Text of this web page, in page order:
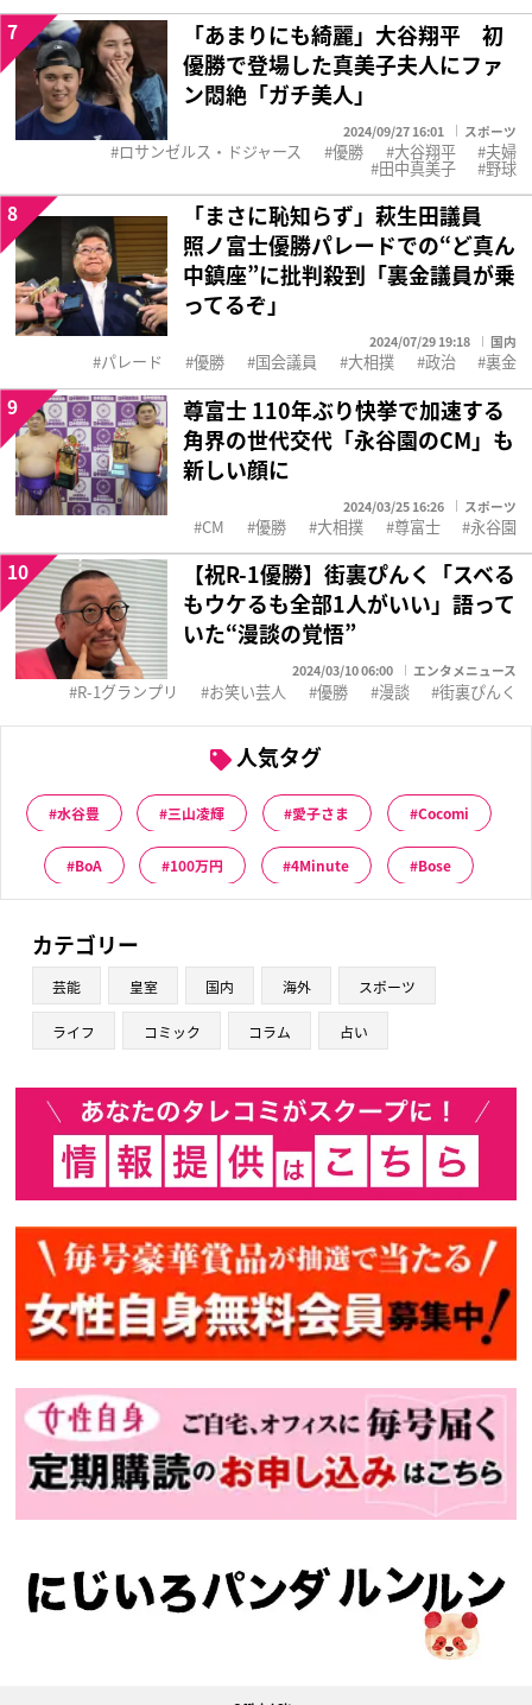
「あまりにも綺麗」大谷翔平 初
優勝で登場した真美子夫人にファ
ン悶絶「ガチ美人」
2024/09/27 16:01 スポーツ
7
ロサンゼルス・ドジャース 優勝 大谷翔平 夫婦
田中真美子 野球
「まさに恥知らず」萩生田議員
照ノ富士優勝パレードでの“ど真ん
中鎮座”に批判殺到「裏金議員が乗
ってるぞ」
2024/07/29 19:18 国内
8
パレード 優勝 国会議員 大相撲 政治 裏金
尊富士 110年ぶり快挙で加速する
角界の世代交代「永谷園のCM」も
新しい顔に
2024/03/25 16:26 スポーツ
9
CM 優勝 大相撲 尊富士 永谷園
【祝R-1優勝】街裏ぴんく「スベる
もウケるも全部1人がいい」語って
いた“漫談の覚悟”
2024/03/10 06:00 エンタメニュース
10
R-1グランプリ お笑い芸人 優勝 漫談 街裏ぴんく
人気タグ
水谷豊 三山凌輝 愛子さま Cocomi
BoA 100万円 4Minute Bose
カテゴリー
芸能 皇室 国内 海外 スポーツ
ライフ コミック コラム 占い